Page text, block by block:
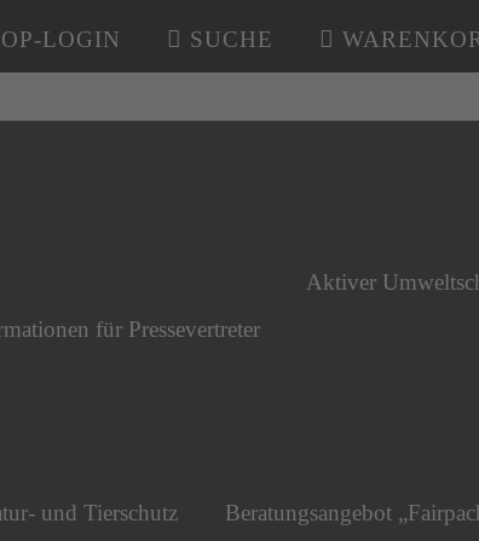
LOGIN SUCHE
für Pressevertreter
Aktiver
und Tierschutz
Beratungsangebot